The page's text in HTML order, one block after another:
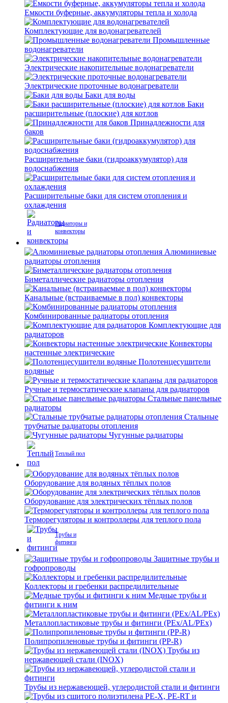
Емкости буферные, аккумуляторы тепла и холода
Комплектующие для водонагревателей
Промышленные
водонагреватели
Электрические накопительные водонагреватели
Электрические проточные водонагреватели
Баки для воды
Баки
расширительные (плоские) для котлов
Принадлежности для
баков
Расширительные баки (гидроаккумулятор) для
водоснабжения
Расширительные баки для систем отопления и
охлаждения
Радиаторы и
конвекторы
Алюминиевые
радиаторы отопления
Биметаллические радиаторы отопления
Канальные (встраиваемые в пол) конвекторы
Комбинированные радиаторы отопления
Комплектующие для
радиаторов
Конвекторы
настенные электрические
Полотенцесушители
водяные
Ручные и термостатические клапаны для радиаторов
Стальные панельные
радиаторы
Стальные
трубчатые радиаторы отопления
Чугунные радиаторы
Теплый пол
Оборудование для водяных тёплых полов
Оборудование для электрических тёплых полов
Терморегуляторы и контроллеры для теплого пола
Трубы и
фитинги
Защитные трубы и
гофропроводы
Коллекторы и гребенки распредилительные
Медные трубы и
фитинги к ним
Металлопластиковые трубы и фитинги (PEx/AL/PEx)
Полипропиленовые трубы и фитинги (PP-R)
Трубы из
нержавеющей стали (INOX)
Трубы из нержавеющей, углеродистой стали и фитинги